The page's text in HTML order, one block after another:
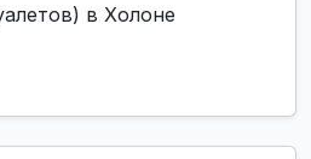
в Холоне